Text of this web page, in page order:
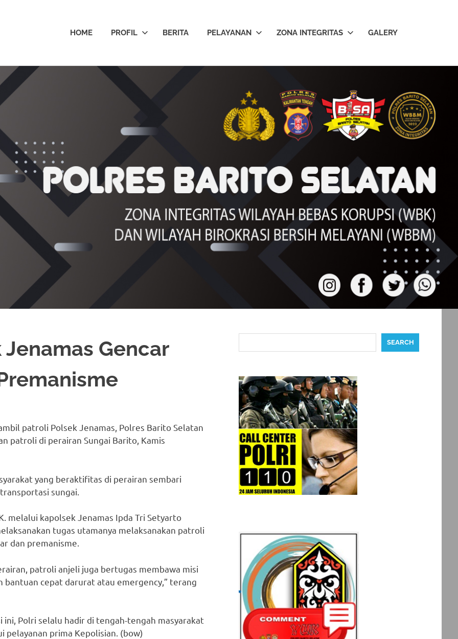
HOME PROFIL BERITA PELAYANAN ZONA INTEGRITAS GALERY
Gencar
patroli Polsek Jenamas, Polres Barito Selatan
patroli di perairan Sungai Barito, Kamis
yang beraktifitas di perairan sembari
sungai.
melalui kapolsek Jenamas Ipda Tri Setyarto
tugas utamanya melaksanakan patroli
dan premanisme.
patroli anjeli juga bertugas membawa misi
cepat darurat atau emergency,” terang
ini, Polri selalu hadir di tengah-tengah masyarakat
pelayanan prima Kepolisian. (bow)
SEARCH